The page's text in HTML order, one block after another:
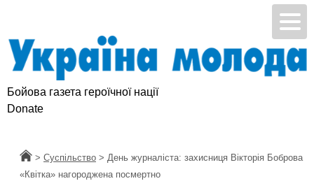
Бойова газета героїчної нації
Donate
Головна
> Суспільство > День журналіста: захисниця Вікторія Боброва
«Квітка» нагороджена посмертно